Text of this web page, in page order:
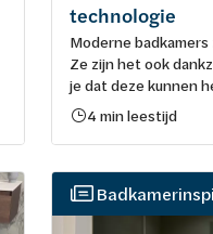
technologie
Moderne
Ze zijn het ook
je dat deze kunnen
4 min leestijd